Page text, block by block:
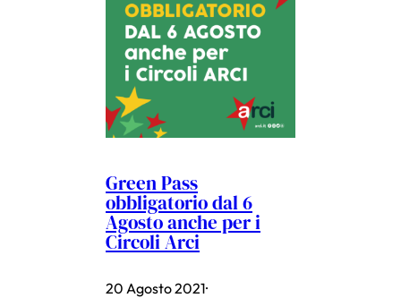
Green Pass
obbligatorio dal 6
Agosto anche per i
Circoli Arci
20 Agosto 2021·